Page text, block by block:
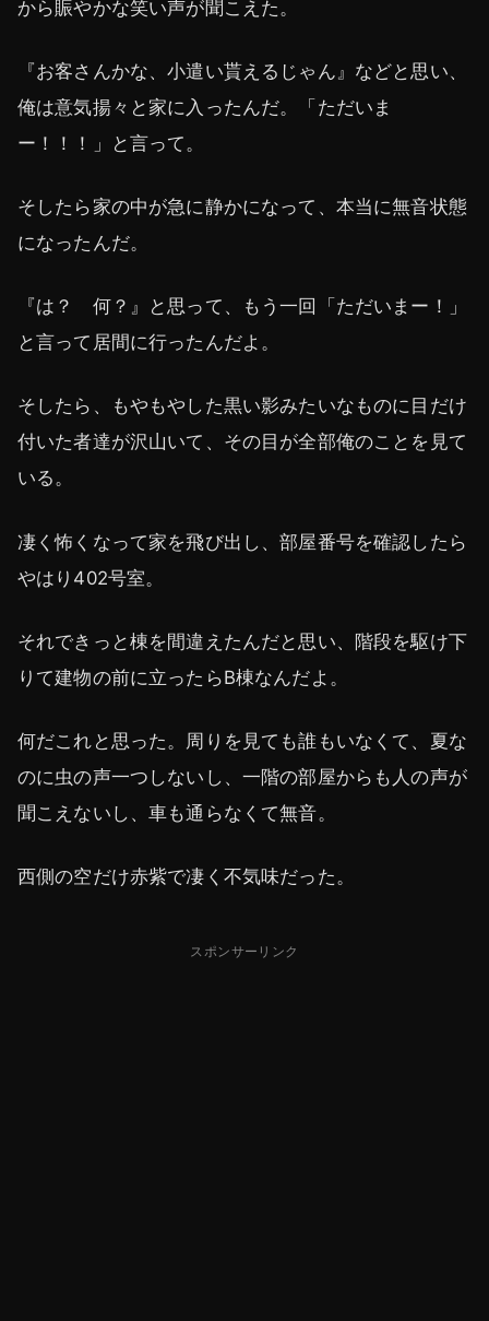
から賑やかな笑い声が聞こえた。
『お客さんかな、小遣い貰えるじゃん』などと思い、
俺は意気揚々と家に入ったんだ。「ただいま
ー！！！」と言って。
そしたら家の中が急に静かになって、本当に無音状態
になったんだ。
『は？ 何？』と思って、もう一回「ただいまー！」
と言って居間に行ったんだよ。
そしたら、もやもやした黒い影みたいなものに目だけ
付いた者達が沢山いて、その目が全部俺のことを見て
いる。
凄く怖くなって家を飛び出し、部屋番号を確認したら
やはり402号室。
それできっと棟を間違えたんだと思い、階段を駆け下
りて建物の前に立ったらB棟なんだよ。
何だこれと思った。周りを見ても誰もいなくて、夏な
のに虫の声一つしないし、一階の部屋からも人の声が
聞こえないし、車も通らなくて無音。
西側の空だけ赤紫で凄く不気味だった。
スポンサーリンク